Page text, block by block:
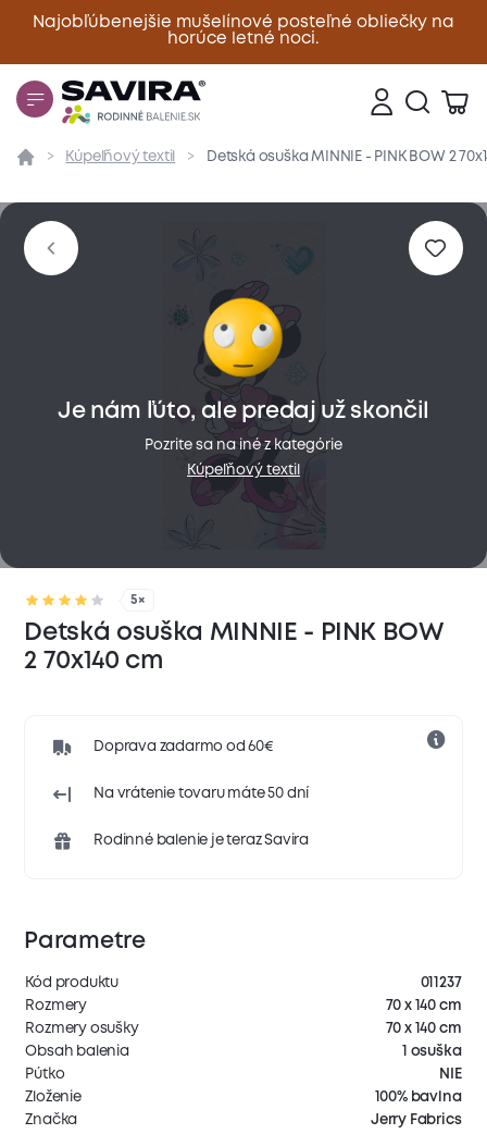
Najobľúbenejšie mušelínové posteľné obliečky na
horúce letné noci.
Zavrieť
Prehľad Parametre Popis produktu
Kúpeľňový textil Detská osuška MINNIE - PINK BOW 2
5×
Detská osuška MINNIE - PINK BOW
2 70x140 cm
Doprava zadarmo od 60€
Na vrátenie tovaru máte 50 dní
Rodinné balenie je teraz Savira
Je nám ľúto, ale predaj už skončil
Pozrite sa na iné z kategórie
Kúpeľňový textil
Parametre
Kód produktu
011237
Rozmery
70 x 140 cm
Rozmery osušky
70 x 140 cm
Obsah balenia
1 osuška
Pútko
NIE
Zloženie
100% bavlna
Značka
Jerry Fabrics